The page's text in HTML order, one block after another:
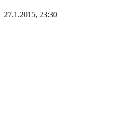
27.1.2015, 23:30